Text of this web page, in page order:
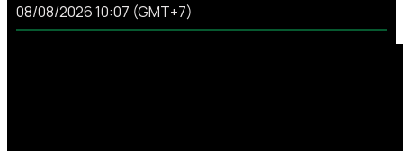
08/08/2026 10:07 (GMT+7)